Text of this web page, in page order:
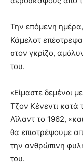
Την επόμενη
Κάμελοτ
στον γκρίζο,
του.
«Είμαστε δεμένοι
Τζον Κένεντι κατά
Αϊλαντ το 1962,
θα επιστρέψουμε
την ανθρώπινη
του.